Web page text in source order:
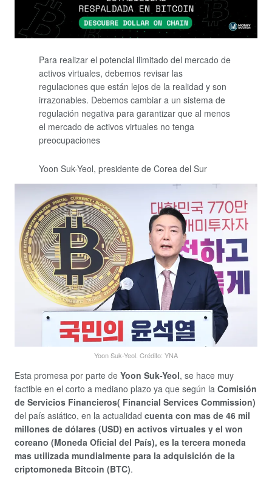
Para realizar el potencial ilimitado del mercado de
activos virtuales, debemos revisar las
regulaciones que están lejos de la realidad y son
irrazonables. Debemos cambiar a un sistema de
regulación negativa para garantizar que al menos
el mercado de activos virtuales no tenga
preocupaciones
Yoon Suk-Yeol, presidente de Corea del Sur
Yoon Suk-Yeol. Crédito: YNA
Esta promesa por parte de Yoon Suk-Yeol, se hace muy
factible en el corto a mediano plazo ya que según la Comisión
de Servicios Financieros( Financial Services Commission)
del país asiático, en la actualidad cuenta con mas de 46 mil
millones de dólares (USD) en activos virtuales y el won
coreano (Moneda Oficial del País), es la tercera moneda
mas utilizada mundialmente para la adquisición de la
criptomoneda Bitcoin (BTC).